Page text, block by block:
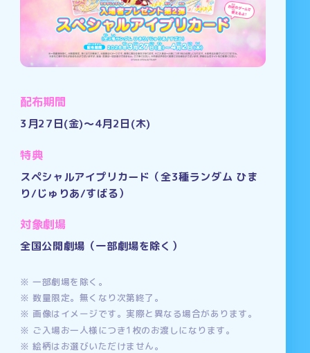
配布期間
3月27日(金)～4月2日(木)
特典
スペシャルアイプリカード（全3種ランダム ひま
り/じゅりあ/すばる）
対象劇場
全国公開劇場（一部劇場を除く）
一部劇場を除く。
数量限定。無くなり次第終了。
画像はイメージです。実際と異なる場合があります。
ご入場お一人様につき1枚のお渡しになります。
絵柄はお選びいただけません。